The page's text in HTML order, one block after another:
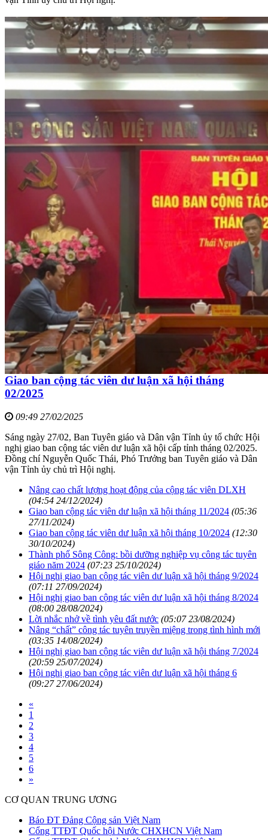
Giao ban cộng tác viên dư luận xã hội tháng
02/2025
09:49 27/02/2025
Sáng ngày 27/02, Ban Tuyên giáo và Dân vận Tỉnh ủy tổ chức Hội
nghị giao ban cộng tác viên dư luận xã hội cấp tỉnh tháng 02/2025.
Đồng chí Nguyễn Quốc Thái, Phó Trưởng ban Tuyên giáo và Dân
vận Tỉnh ủy chủ trì Hội nghị.
Nâng cao chất lượng hoạt động của cộng tác viên DLXH
(04:54 24/12/2024)
Giao ban cộng tác viên dư luận xã hội tháng 11/2024 (05:36
27/11/2024)
Giao ban cộng tác viên dư luận xã hội tháng 10/2024 (12:30
30/10/2024)
Thành phố Sông Công: bồi dưỡng nghiệp vụ công tác tuyên
giáo năm 2024 (07:23 25/10/2024)
Hội nghị giao ban cộng tác viên dư luận xã hội tháng 9/2024
(07:11 27/09/2024)
Hội nghị giao ban cộng tác viên dư luận xã hội tháng 8/2024
(08:00 28/08/2024)
Lời nhắc nhở về tình yêu đất nước (05:07 23/08/2024)
Nâng “chất” công tác tuyên truyền miệng trong tình hình mới
(03:35 14/08/2024)
Hội nghị giao ban cộng tác viên dư luận xã hội tháng 7/2024
(20:59 25/07/2024)
Hội nghị giao ban cộng tác viên dư luận xã hội tháng 6
(09:27 27/06/2024)
«
1
2
3
4
5
6
»
CƠ QUAN TRUNG ƯƠNG
Báo ĐT Đảng Cộng sản Việt Nam
Cổng TTĐT Quốc hội Nước CHXHCN Việt Nam